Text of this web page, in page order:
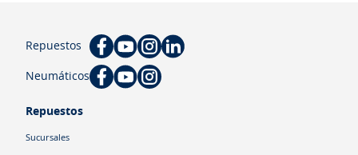
Repuestos
Neumáticos
Repuestos
Sucursales